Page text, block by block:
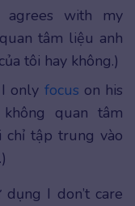
agrees with my
tâm liệu anh
tôi hay không.)
only focus on his
quan tâm
chỉ tập trung vào
I don’t care